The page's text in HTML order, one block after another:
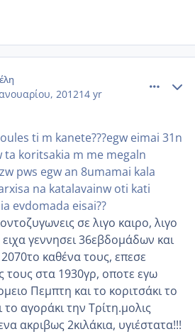
201214 yr
ti m kanete???egw eimai 31n
koritsakia m me megaln
pws egw an 8umamai kala
na katalavainw oti kati
evdomada eisai??
σε λιγο καιρο, λιγο
γεννησει 36εβδομάδων και
καθένα τους, επεσε
τους στα 1930γρ, οποτε εγω
Πεμπτη και το κοριτσάκι το
αγοράκι την Τρίτη.μολις
ακριβως 2κιλάκια, υγιέστατα!!!